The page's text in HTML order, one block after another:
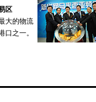
须警惕中华传统文化被
区
大的物流
口之一。